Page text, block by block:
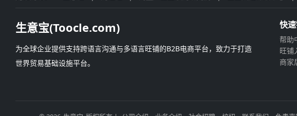
生意宝(Toocle.com)
为全球企业提供支持跨语言沟通与多语言旺铺的B2B电商平台，致力于打造
世界贸易基础设施平台。
快
帮助
旺铺
商家